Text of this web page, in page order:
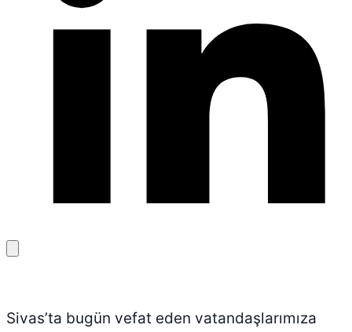
kopyala
Sivas’ta bugün vefat eden vatandaşlarımıza